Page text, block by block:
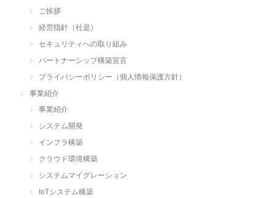
ご挨拶
経営指針（社是）
セキュリティへの取り組み
パートナーシップ構築宣言
プライバシーポリシー（個人情報保護方針）
事業紹介
事業紹介
システム開発
インフラ構築
クラウド環境構築
システムマイグレーション
IoTシステム構築